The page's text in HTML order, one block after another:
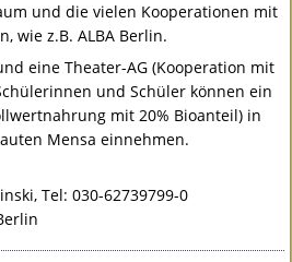
und die vielen Kooperationen mit
wie z.B.ALBA Berlin.
eine Theater-AG (Kooperation mit
und Schüler können ein
mit 20% Bioanteil) in
Mensa einnehmen.
Tel: 030-62739799-0